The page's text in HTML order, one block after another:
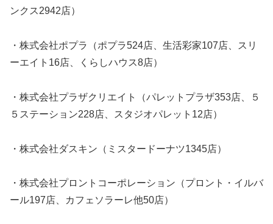
ンクス2942店）
・株式会社ポプラ（ポプラ524店、生活彩家107店、スリ
ーエイト16店、くらしハウス8店）
・株式会社プラザクリエイト（パレットプラザ353店、５
５ステーション228店、スタジオパレット12店）
・株式会社ダスキン（ミスタードーナツ1345店）
・株式会社プロントコーポレーション（プロント・イルバ
ール197店、カフェソラーレ他50店）